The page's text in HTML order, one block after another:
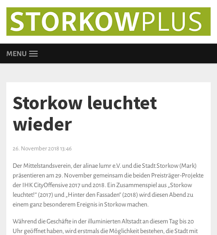
MENU
Storkow leuchtet
wieder
26. November 2018 13:46
Der Mittelstandsverein, der alinae lumr e.V. und die Stadt Storkow (Mark)
präsentieren am 29. November gemeinsam die beiden Preisträger-Projekte
der IHK CityOffensive 2017 und 2018. Ein Zusammenspiel aus „Storkow
leuchtet!“ (2017) und „Hinter den Fassaden“ (2018) wird diesen Abend zu
einem ganz besonderem Ereignis in Storkow machen.
Während die Geschäfte in der illuminierten Altstadt an diesem Tag bis 20
Uhr geöffnet haben, wird erstmals die Möglichkeit bestehen, die Stadt mit